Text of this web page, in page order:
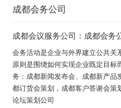
成都会务公司
成都会议服务公司：成都会务
司、成都新闻发布会策划、成
都经销商会议策划、成都招商
划、成都颁奖会策划、成都客
论坛策划公司、成都年会策划
会务活动是企业与外界建立公共关
原则是围绕如何实现企业既定目标
务：成都新闻发布会、成都新产品
都订货会策划，成都客户答谢会策
论坛策划公司